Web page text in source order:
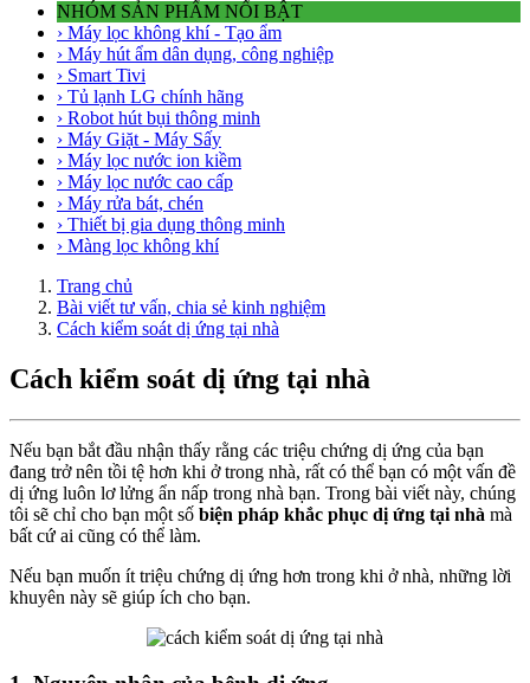
NHÓM SẢN PHẨM NỔI BẬT
› Máy lọc không khí - Tạo ẩm
› Máy hút ẩm dân dụng, công nghiệp
› Smart Tivi
› Tủ lạnh LG chính hãng
› Robot hút bụi thông minh
› Máy Giặt - Máy Sấy
› Máy lọc nước ion kiềm
› Máy lọc nước cao cấp
› Máy rửa bát, chén
› Thiết bị gia dụng thông minh
› Màng lọc không khí
Trang chủ
Bài viết tư vấn, chia sẻ kinh nghiệm
Cách kiểm soát dị ứng tại nhà
Cách kiểm soát dị ứng tại nhà
Nếu bạn bắt đầu nhận thấy rằng các triệu chứng dị ứng của bạn
đang trở nên tồi tệ hơn khi ở trong nhà, rất có thể bạn có một vấn đề
dị ứng luôn lơ lửng ẩn nấp trong nhà bạn. Trong bài viết này, chúng
tôi sẽ chỉ cho bạn một số biện pháp khắc phục dị ứng tại nhà mà
bất cứ ai cũng có thể làm.
Nếu bạn muốn ít triệu chứng dị ứng hơn trong khi ở nhà, những lời
khuyên này sẽ giúp ích cho bạn.